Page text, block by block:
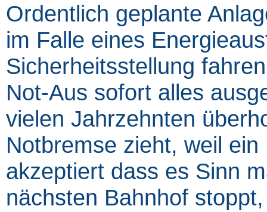
Ordentlich geplante
im Falle eines
Sicherheitsstellung
Not-Aus sofort alles
vielen Jahrzehnten
Notbremse zieht, weil
akzeptiert dass es Sinn
nächsten Bahnhof